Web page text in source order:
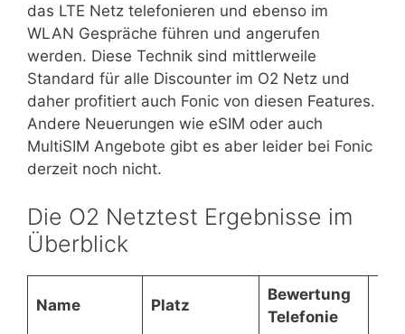
das LTE Netz telefonieren und ebenso im
WLAN Gespräche führen und angerufen
werden. Diese Technik sind mittlerweile
Standard für alle Discounter im O2 Netz und
daher profitiert auch Fonic von diesen Features.
Andere Neuerungen wie eSIM oder auch
MultiSIM Angebote gibt es aber leider bei Fonic
derzeit noch nicht.
Die O2 Netztest Ergebnisse im
Überblick
Name Platz
Bewertung
Telefonie